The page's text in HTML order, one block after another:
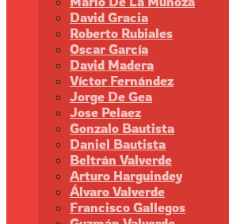
David Gracia
Roberto Rubiales
Oscar García
David Madera
Víctor Fernández
Jorge De Gea
Jose Pelaez
Gonzalo Bautista
Daniel Bautista
Beltrán Valverde
Arturo Harguindey
Álvaro Valverde
Francisco Gallegos